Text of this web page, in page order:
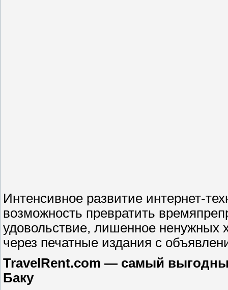
Интенсивное развитие интернет-
возможность превратить
удовольствие, лишенное ненужных
через печатные издания с
TravelRent.com — самый
Баку